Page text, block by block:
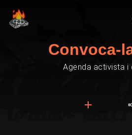
Convoca-
Agenda activista i